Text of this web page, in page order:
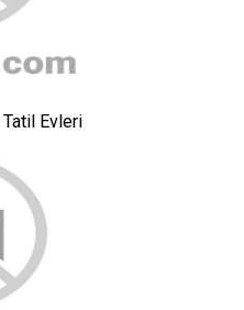
Evleri